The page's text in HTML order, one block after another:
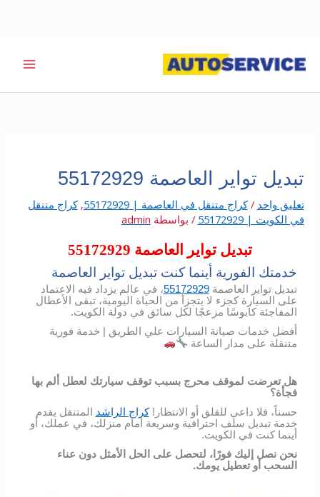
إلى
تبديل تواير العاصمة 55172929
تعليق واحد /كراج متنقل في العاصمة | 55172929 ,كراج متنقل
في الكويت | 55172929
/ بواسطة admin
تبديل تواير العاصمة 55172929
خدمتك الفورية أينما كنت تبديل تواير العاصمة
تبديل تواير العاصمة55172929، في عالم يزداد فيه الاعتماد
على السيارة كجزء لا يتجزأ من الحياة اليومية، تبقى الأعطال
المفاجئة كابوسًا مزعجًا لكل سائق في دولة الكويت.
أفضل خدمات صيانة السيارات علي الطريق | خدمة فورية
متنقلة على مدار الساعة
هل تعرضت لموقف محرج بسبب توقف سيارتك لعطل ألم بها
فجأة؟
حسناً، فلا داعي للقلق أو الانتظار!كراج الراشد المتنقل يقدم
خدمة تبديل سلف احترافية وسريعة أمام منزلك، في عملك، أو
أينما كنت في الكويت.
نحن نصل إليك فورًا، لتحصل على الحل الأمثل دون عناء
السحب أو تعطيل يومك.